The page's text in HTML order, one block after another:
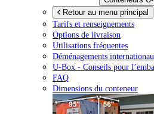
Retour au menu principal
Tarifs et renseignements
Options de livraison
Utilisations fréquentes
Déménagements
U-Box - Conseils pour
FAQ
Dimensions du conteneur